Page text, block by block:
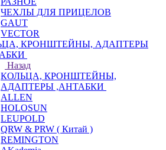
ЧЕХЛЫ ДЛЯ ПРИЦЕЛОВ
GAUT
VECTOR
КРОНШТЕЙНЫ, АДАПТЕРЫ
Назад
КОЛЬЦА, КРОНШТЕЙНЫ,
АДАПТЕРЫ ,АНТАБКИ
ALLEN
HOLOSUN
LEUPOLD
QRW & PRW ( Китай )
REMINGTON